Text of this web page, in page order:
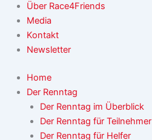
Über Race4Friends
Media
Kontakt
Newsletter
Home
Der Renntag
Der Renntag im Überblick
Der Renntag für Teilnehmer
Der Renntag für Helfer